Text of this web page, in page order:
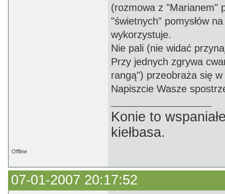
(rozmowa z "Marianem"
"świetnych" pomysłów
wykorzystuje.
Nie pali (nie widać
Przy jednych zgrywa
rangą") przeobraża się
Napiszcie Wasze
Konie to
kiełbasa.
Offline
07-01-2007 20:17:52